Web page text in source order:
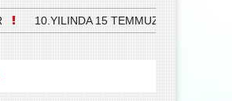
10.YILINDA 15 TEMMUZ DEMOKRASİ